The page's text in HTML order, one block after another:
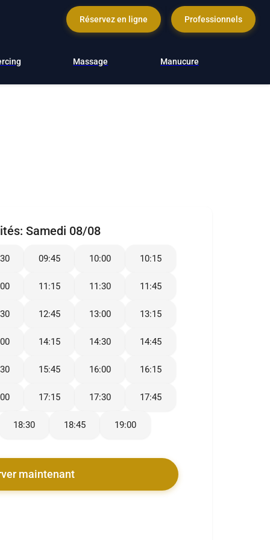
Réservez en ligne Professionnels
Massage Manucure
Samedi 08/08
09:45 10:00 10:15
11:15 11:30 11:45
12:45 13:00 13:15
14:15 14:30 14:45
15:45 16:00 16:15
17:15 17:30 17:45
18:30 18:45 19:00
maintenant